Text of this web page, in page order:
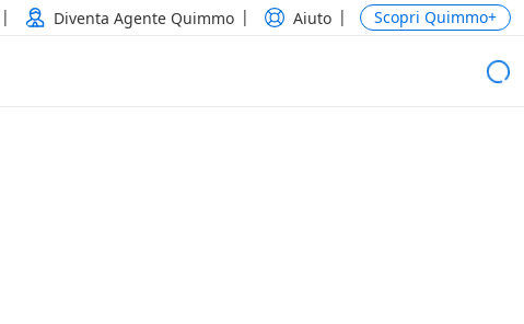
Diventa Agente Quimmo Aiuto Scopri Quimmo+